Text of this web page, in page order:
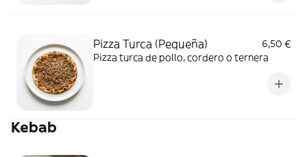
Pizza Turca (Pequeña)
6,50 €
Pizza turca de pollo, cordero o ternera
Kebab